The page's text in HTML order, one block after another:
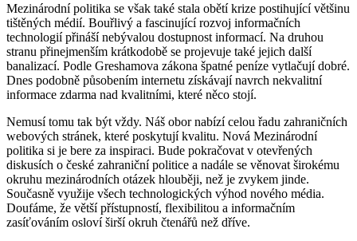
Mezinárodní politika se však také stala obětí krize postihující většinu
tištěných médií. Bouřlivý a fascinující rozvoj informačních
technologií přináší nebývalou dostupnost informací. Na druhou
stranu přinejmenším krátkodobě se projevuje také jejich další
banalizací. Podle Greshamova zákona špatné peníze vytlačují dobré.
Dnes podobně působením internetu získávají navrch nekvalitní
informace zdarma nad kvalitními, které něco stojí.
Nemusí tomu tak být vždy. Náš obor nabízí celou řadu zahraničních
webových stránek, které poskytují kvalitu. Nová Mezinárodní
politika si je bere za inspiraci. Bude pokračovat v otevřených
diskusích o české zahraniční politice a nadále se věnovat širokému
okruhu mezinárodních otázek hlouběji, než je zvykem jinde.
Současně využije všech technologických výhod nového média.
Doufáme, že větší přístupností, flexibilitou a informačním
zasíťováním osloví širší okruh čtenářů než dříve.